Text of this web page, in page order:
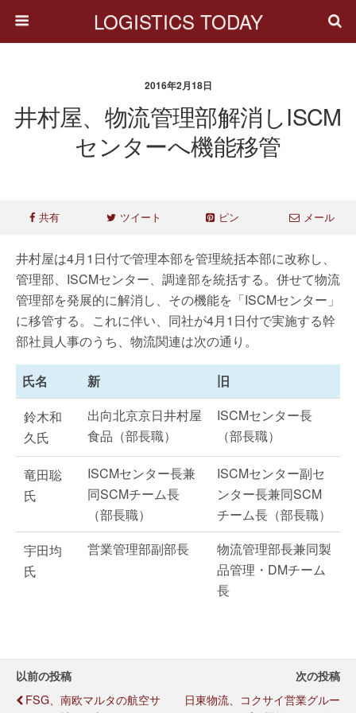
LOGISTICS TODAY
2016年2月18日
井村屋、物流管理部解消しISCM
センターへ機能移管
共有 ツイート ピン メール
井村屋は4月1日付で管理本部を管理統括本部に改称し、
管理部、ISCMセンター、調達部を統括する。併せて物流
管理部を発展的に解消し、その機能を「ISCMセンター」
に移管する。これに伴い、同社が4月1日付で実施する幹
部社員人事のうち、物流関連は次の通り。
氏名 新
旧
鈴木和
久氏
出向北京京日井村屋
食品（部長職）
ISCMセンター長
（部長職）
竜田聡
氏
ISCMセンター長兼
同SCMチーム長
（部長職）
ISCMセンター副セ
ンター長兼同SCM
チーム長（部長職）
宇田均
氏
営業管理部副部長
物流管理部長兼同製
品管理・DMチーム
長
以前の投稿
FSG、南欧マルタの航空サ
次の投稿
日東物流、コクサイ営業グルー